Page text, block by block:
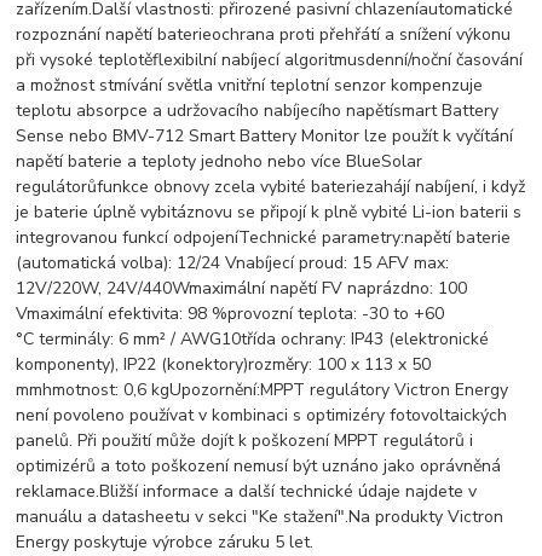
zařízením.Další vlastnosti: přirozené pasivní chlazeníautomatické
rozpoznání napětí baterieochrana proti přehřátí a snížení výkonu
při vysoké teplotěflexibilní nabíjecí algoritmusdenní/noční časování
a možnost stmívání světla vnitřní teplotní senzor kompenzuje
teplotu absorpce a udržovacího nabíjecího napětísmart Battery
Sense nebo BMV-712 Smart Battery Monitor lze použít k vyčítání
napětí baterie a teploty jednoho nebo více BlueSolar
regulátorůfunkce obnovy zcela vybité bateriezahájí nabíjení, i když
je baterie úplně vybitáznovu se připojí k plně vybité Li-ion baterii s
integrovanou funkcí odpojeníTechnické parametry:napětí baterie
(automatická volba): 12/24 Vnabíjecí proud: 15 AFV max:
12V/220W, 24V/440Wmaximální napětí FV naprázdno: 100
Vmaximální efektivita: 98 %provozní teplota: -30 to +60
°C terminály: 6 mm² / AWG10třída ochrany: IP43 (elektronické
komponenty), IP22 (konektory)rozměry: 100 x 113 x 50
mmhmotnost: 0,6 kgUpozornění:MPPT regulátory Victron Energy
není povoleno používat v kombinaci s optimizéry fotovoltaických
panelů. Při použití může dojít k poškození MPPT regulátorů i
optimizérů a toto poškození nemusí být uznáno jako oprávněná
reklamace.Bližší informace a další technické údaje najdete v
manuálu a datasheetu v sekci "Ke stažení".Na produkty Victron
Energy poskytuje výrobce záruku 5 let.